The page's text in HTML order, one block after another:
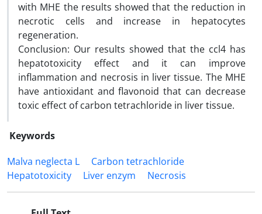
with MHE the results showed that the reduction in
necrotic cells and increase in hepatocytes
regeneration.
Conclusion: Our results showed that the ccl4 has
hepatotoxicity effect and it can improve
inflammation and necrosis in liver tissue. The MHE
have antioxidant and flavonoid that can decrease
toxic effect of carbon tetrachloride in liver tissue.
Keywords
Malva neglecta L
Carbon tetrachloride
Hepatotoxicity
Liver enzym Necrosis